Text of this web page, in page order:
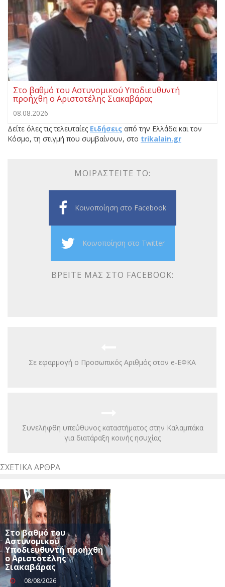
Στο βαθμό του Αστυνομικού Υποδιευθυντή
προήχθη ο Αριστοτέλης Σιακαβάρας
08.08.2026
Δείτε όλες τις τελευταίες Ειδήσεις από την Ελλάδα και τον
Κόσμο, τη στιγμή που συμβαίνουν, στο trikalain.gr
ΜΟΙΡΑΣΤΕΊΤΕ ΤΟ:
Κοινοποίηση στο Facebook
Κοινοποίηση στο Twitter
ΒΡΕΊΤΕ ΜΑΣ ΣΤΟ FACEBOOK:
Σε εφαρμογή ο Προσωπικός Αριθμός στον e-ΕΦΚΑ
Συνελήφθη υπεύθυνος καταστήματος στην Καλαμπάκα
για διατάραξη κοινής ησυχίας
ΣΧΕΤΙΚΆ ΆΡΘΡΑ
Στο βαθμό του
Αστυνομικού
Υποδιευθυντή προήχθη
ο Αριστοτέλης
Σιακαβάρας
08/08/2026